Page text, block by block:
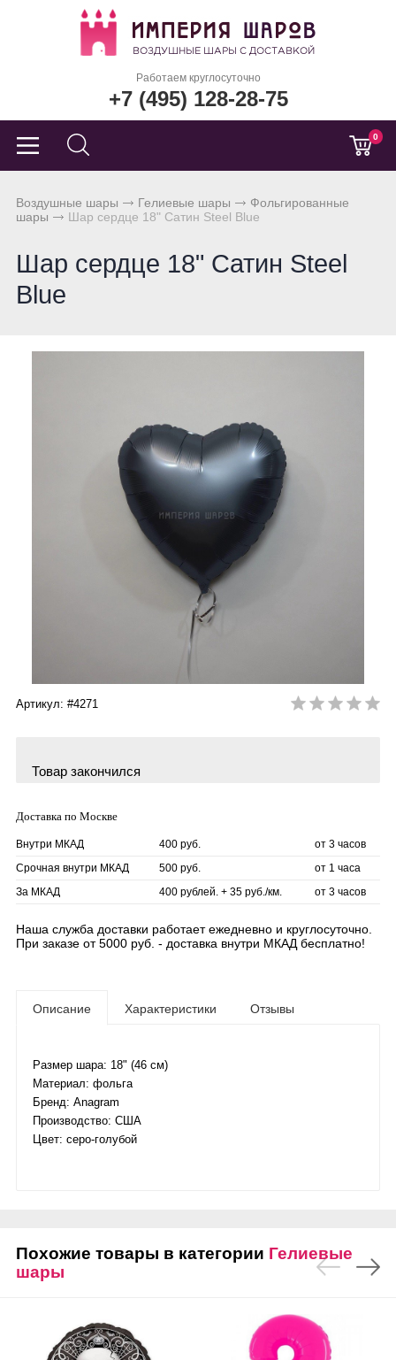
Работаем круглосуточно
+7 (495) 128-28-75
0
Воздушные шары Гелиевые шары
Фольгированные
шары
Шар сердце 18" Сатин Steel Blue
Шар сердце 18" Сатин Steel
Blue
Артикул: #4271
Товар закончился
Доставка по Москве
Внутри МКАД 400 руб.
от 3 часов
Срочная внутри МКАД
500 руб.
от 1 часа
За МКАД
400 рублей. + 35 руб./км. от 3 часов
Наша служба доставки работает ежедневно и круглосуточно.
При заказе от 5000 руб. - доставка внутри МКАД бесплатно!
Описание Характеристики Отзывы
Размер шара: 18" (46 см)
Материал: фольга
Бренд: Anagram
Производство: США
Цвет: серо-голубой
Похожие товары в категории Гелиевые
шары